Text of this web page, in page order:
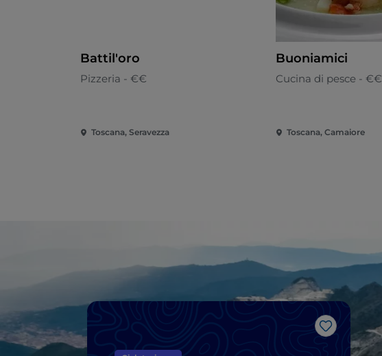
Battil'oro
Pizzeria - €€
Toscana, Seravezza
Buoniamici
Cucina di pesce - €€
Toscana, Camaiore
Like